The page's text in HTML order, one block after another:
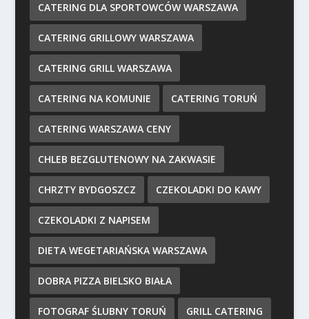
CATERING DLA SPORTOWCÓW WARSZAWA
CATERING GRILLOWY WARSZAWA
CATERING GRILL WARSZAWA
CATERING NA KOMUNIE CATERING TORUŃ
CATERING WARSZAWA CENY
CHLEB BEZGLUTENOWY NA ZAKWASIE
CHRZTY BYDGOSZCZ CZEKOLADKI DO KAWY
CZEKOLADKI Z NAPISEM
DIETA WEGETARIAŃSKA WARSZAWA
DOBRA PIZZA BIELSKO BIAŁA
FOTOGRAF ŚLUBNY TORUŃ GRILL CATERING